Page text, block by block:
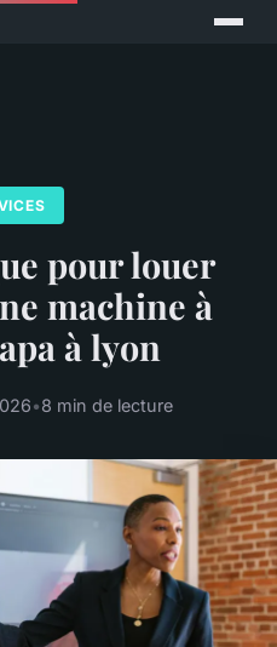
pour louer
machine à
à lyon
•8 min de lecture